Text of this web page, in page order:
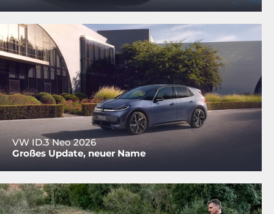
VW ID.3 Neo 2026
Großes Update, neuer Name